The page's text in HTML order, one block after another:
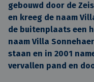
gebouwd door de
en kreeg de naam
de buitenplaats een
naam Villa
staan en in 2001
vervallen pand en